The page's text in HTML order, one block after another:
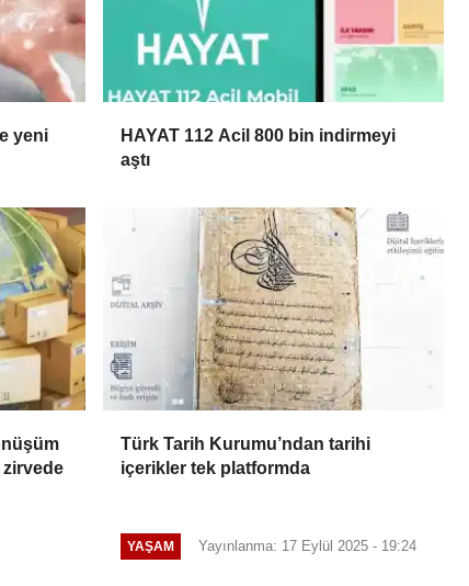
yeni
HAYAT 112 Acil 800 bin indirmeyi
aştı
Türk Tarih Kurumu’ndan tarihi
içerikler tek platformda
YAŞAM Yayınlanma: 17 Eylül 2025 - 19:24